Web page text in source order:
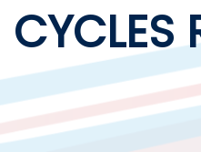
CYCLES